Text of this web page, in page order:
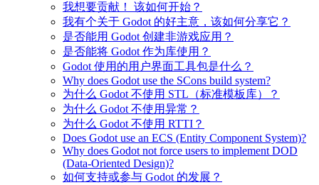
我想要贡献！ 该如何开始？
我有个关于 Godot 的好主意，该如何分享它？
是否能用 Godot 创建非游戏应用？
是否能将 Godot 作为库使用？
Godot 使用的用户界面工具包是什么？
Why does Godot use the SCons build system?
为什么 Godot 不使用 STL（标准模板库）？
为什么 Godot 不使用异常？
为什么 Godot 不使用 RTTI？
Does Godot use an ECS (Entity Component System)?
Why does Godot not force users to implement DOD
(Data-Oriented Design)?
如何支持或参与 Godot 的发展？